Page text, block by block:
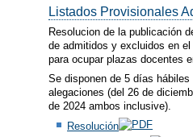
Listados Provisionales
Resolucion de la publicación
de admitidos y excluidos en
para ocupar plazas docentes
Se disponen de 5 días hábiles
alegaciones (del 26 de
de 2024 ambos inclusive).
Resolución